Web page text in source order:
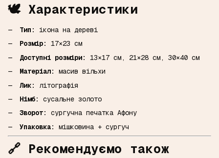
🕊️ Характеристики
Тип:
ікона на дереві
Розмір:
17×23 см
Доступні розміри:
13×17 см, 21×28 см, 30×40 см
Матеріал:
масив вільхи
Лик:
літографія
Німб:
сусальне золото
Зворот:
сургучна печатка Афону
Упаковка:
мішковина + сургуч
🔗 Рекомендуємо також